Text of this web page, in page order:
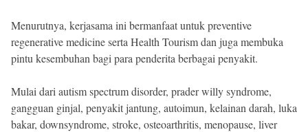
Menurutnya, kerjasama ini bermanfaat untuk preventive
regenerative medicine serta Health Tourism dan juga membuka
pintu kesembuhan bagi para penderita berbagai penyakit.
Mulai dari autism spectrum disorder, prader willy syndrome,
gangguan ginjal, penyakit jantung, autoimun, kelainan darah, luka
bakar, downsyndrome, stroke, osteoarthritis, menopause, liver